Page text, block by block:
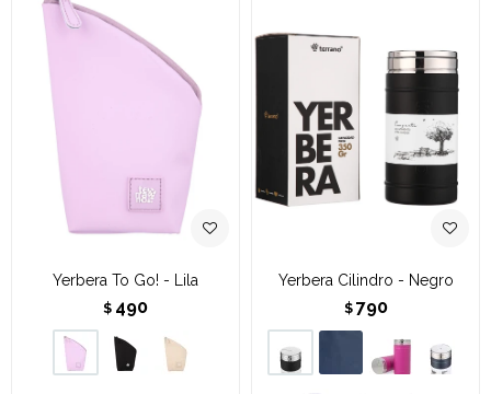
Yerbera To Go! - Lila
$ 490
Yerbera Cilindro - Negro
$ 790